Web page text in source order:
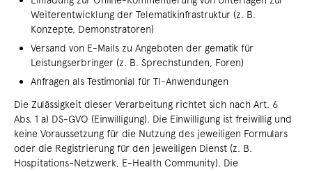
Weiterentwicklung der Telematikinfrastruktur (z. B.
Konzepte, Demonstratoren)
Versand von E-Mails zu Angeboten der gematik für
Leistungserbringer (z. B. Sprechstunden, Foren)
Anfragen als Testimonial für TI-Anwendungen
Die Zulässigkeit dieser Verarbeitung richtet sich nach Art. 6
Abs. 1 a) DS-GVO (Einwilligung). Die Einwilligung ist freiwillig und
keine Voraussetzung für die Nutzung des jeweiligen Formulars
oder die Registrierung für den jeweiligen Dienst (z. B.
Hospitations-Netzwerk, E-Health Community). Die